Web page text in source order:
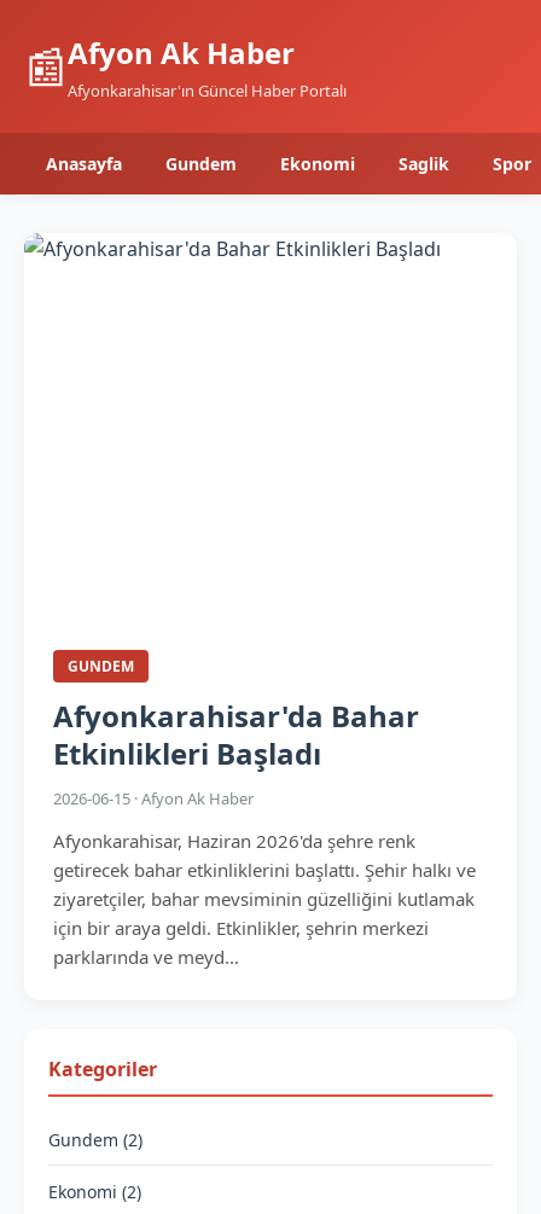
📰Afyon Ak Haber
Afyonkarahisar'ın Güncel Haber Portalı
Anasayfa Gundem Ekonomi Saglik Spor
GUNDEM
Afyonkarahisar'da Bahar
Etkinlikleri Başladı
2026-06-15 · Afyon Ak Haber
Afyonkarahisar, Haziran 2026'da şehre renk
getirecek bahar etkinliklerini başlattı. Şehir halkı ve
ziyaretçiler, bahar mevsiminin güzelliğini kutlamak
için bir araya geldi. Etkinlikler, şehrin merkezi
parklarında ve meyd...
Kategoriler
Gundem (2)
Ekonomi (2)